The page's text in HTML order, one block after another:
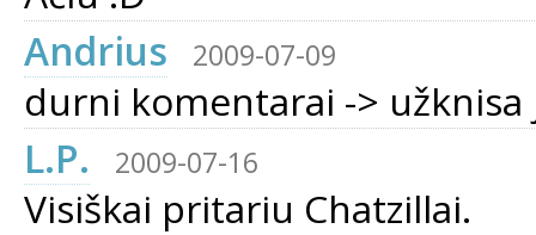
Andrius
2009-07-09
durni komentarai -> užknisa
L.P.
2009-07-16
Visiškai pritariu Chatzillai.